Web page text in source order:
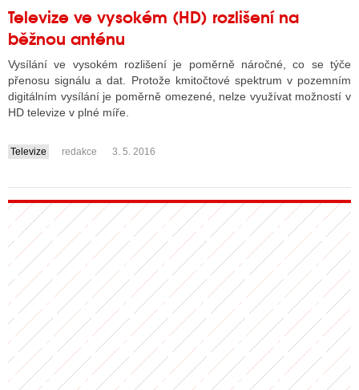
Televize ve vysokém (HD) rozlišení na
běžnou anténu
Vysílání ve vysokém rozlišení je poměrně náročné, co se týče
přenosu signálu a dat. Protože kmitočtové spektrum v pozemním
digitálním vysílání je poměrně omezené, nelze využívat možností v
HD televize v plné míře.
....
Televize redakce 3. 5. 2016